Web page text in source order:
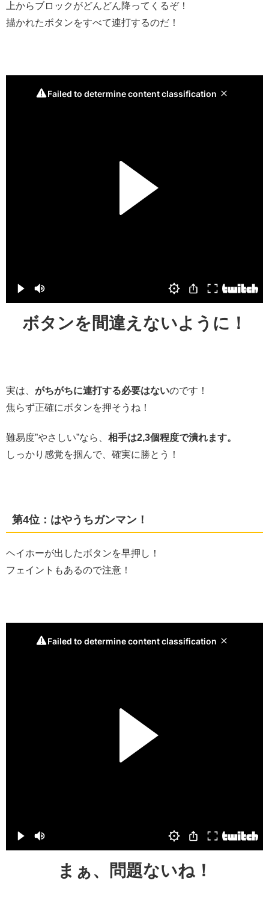
上からブロックがどんどん降ってくるぞ！
描かれたボタンをすべて連打するのだ！
ボタンを間違えないように！
実は、 がちがちに連打する必要はないのです！
焦らず正確にボタンを押そうね！
難易度”やさしい”なら、 相手は2,3個程度で潰れます。
しっかり感覚を掴んで、確実に勝とう！
第4位：はやうちガンマン！
ヘイホーが出したボタンを早押し！
フェイントもあるので注意！
まぁ、問題ないね！